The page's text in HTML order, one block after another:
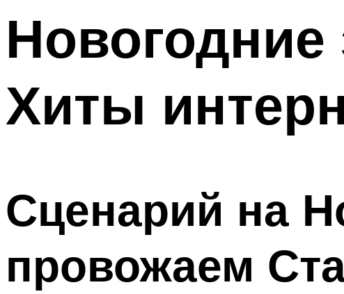
Меню
Новогодние
Хиты
Сценарий на
провожаем